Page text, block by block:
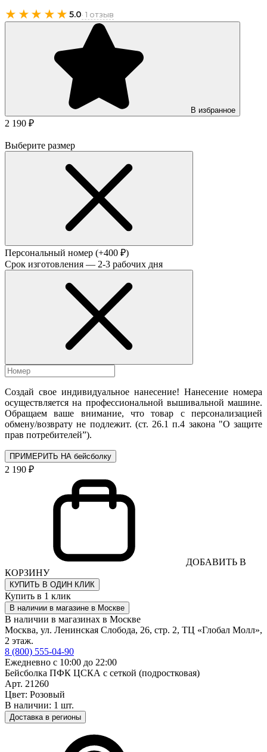
★★★★★ 5.0· 1 отзыв
В избранное
2 190 ₽
Выберите размер
Персональный номер (+400 ₽)
Срок изготовления — 2-3 рабочих дня
Создай свое индивидуальное нанесение! Нанесение номера
осуществляется на профессиональной вышивальной машине.
Обращаем ваше внимание, что товар с персонализацией
обмену/возврату не подлежит. (ст. 26.1 п.4 закона "О защите
прав потребителей”).
ПРИМЕРИТЬ НА бейсболку
2 190 ₽
ДОБАВИТЬ В
КОРЗИНУ
КУПИТЬ В ОДИН КЛИК
Купить в 1 клик
В наличии в магазине в Москве
В наличии в магазинах в Москве
Москва, ул. Ленинская Слобода, 26, стр. 2, ТЦ «Глобал Молл»,
2 этаж.
8 (800) 555-04-90
Ежедневно с 10:00 до 22:00
Бейсболка ПФК ЦСКА с сеткой (подростковая)
Арт. 21260
Цвет: Розовый
В наличии: 1 шт.
Доставка в регионы